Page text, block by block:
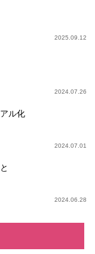
2025.09.12
2024.07.26
ル化
2024.07.01
2024.06.28